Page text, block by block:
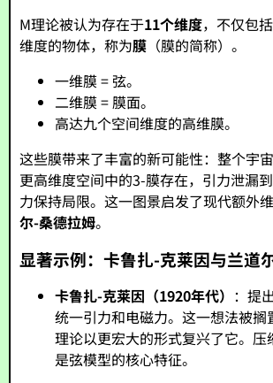
M理论被认为存在于11个维度，不仅包
维度的物体，称为膜 （膜的简称）。
一维膜 = 弦。
二维膜 = 膜面。
高达九个空间维度的高维膜。
这些膜带来了丰富的新可能性：整个宇
更高维度空间中的3-膜存在，引力泄漏
力保持局限。这一图景启发了现代额外
尔-桑德拉姆。
显著示例：卡鲁扎-克莱因与兰道
卡鲁扎-克莱因（1920年代） ：提
统一引力和电磁力。这一想法被搁
理论以更宏大的形式复兴了它。压
是弦模型的核心特征。